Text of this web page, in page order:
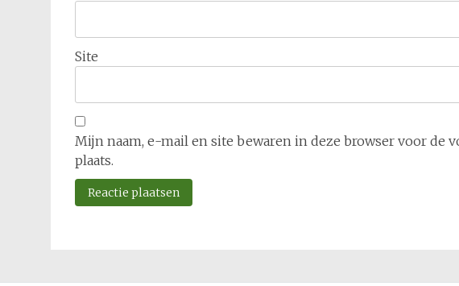
Site
Mijn naam, e-mail en site bewaren in deze browser voor de
plaats.